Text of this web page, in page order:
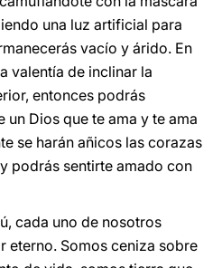
una luz artificial para
vacío y árido. En
valentía de inclinar la
entonces podrás
Dios que te ama y te ama
se harán añicos las corazas
podrás sentirte amado con
cada uno de nosotros
eterno. Somos ceniza sobre